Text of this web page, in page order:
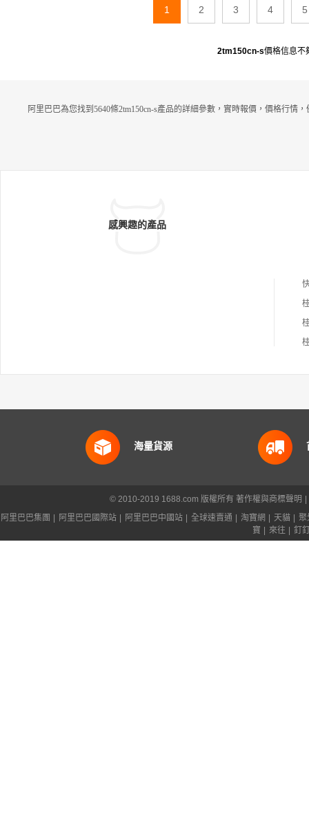
1 2 3 4 5
2tm150cn-s價格信息不
阿里巴巴為您找到5640條2tm150cn-s產品的詳細參數，實時報價，價格行情
感興趣的產品
海量貨源
© 2010-2019 1688.com 版權所有 著作權與商標聲明
阿里巴巴集團
阿里巴巴國際站 阿里巴巴中國站 全球速賣通 淘寶網 天貓
聚
寶
來往 釘